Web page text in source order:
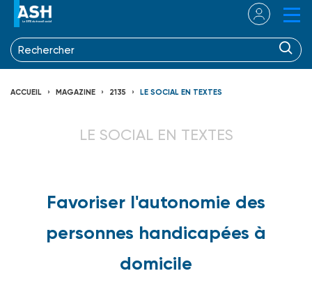
ACCUEIL MAGAZINE 2135 LE SOCIAL EN TEXTES
LE SOCIAL EN TEXTES
Favoriser l'autonomie des
personnes handicapées à
domicile